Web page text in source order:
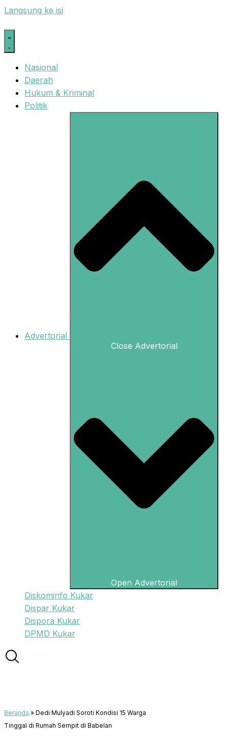
Langsung ke isi
Nasional
Daerah
Hukum & Kriminal
Politik
Advertorial
Close Advertorial
Open Advertorial
Diskominfo Kukar
Dispar Kukar
Dispora Kukar
DPMD Kukar
Beranda » Dedi Mulyadi Soroti Kondisi 15 Warga
Tinggal di Rumah Sempit di Babelan